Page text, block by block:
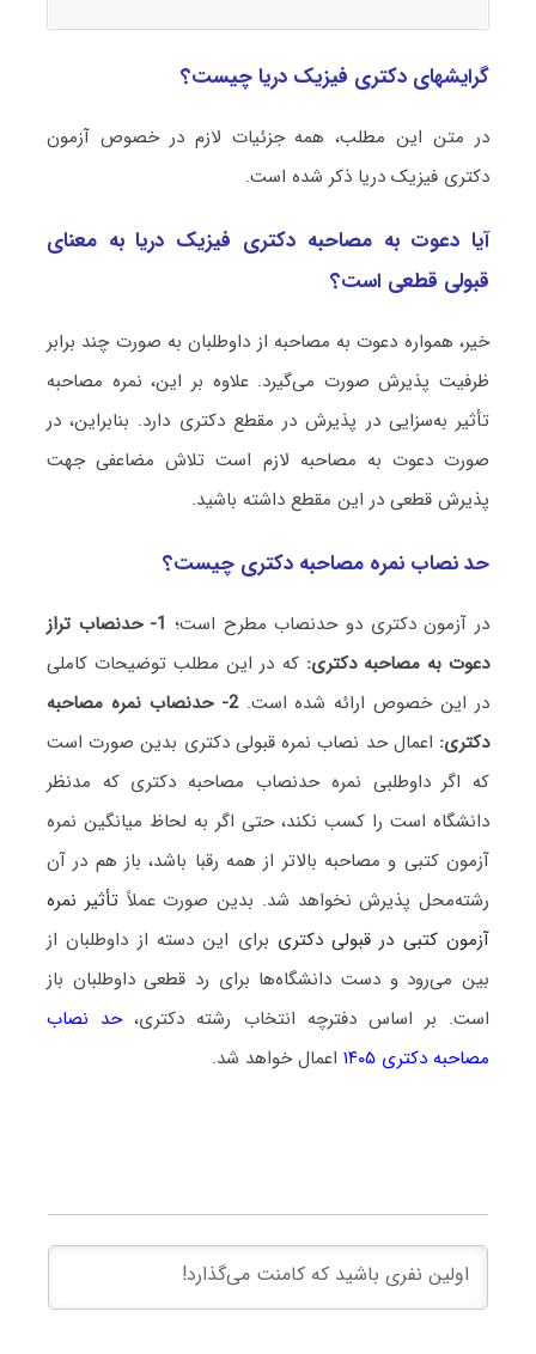
گرایشهای دکتری فیزیک دریا چیست؟
در متن این مطلب، همه جزئیات لازم در خصوص آزمون
دکتری فیزیک دریا ذکر شده است.
آیا دعوت به مصاحبه دکتری فیزیک دریا به معنای
قبولی قطعی است؟
خیر، همواره دعوت به مصاحبه از داوطلبان به صورت چند برابر
ظرفیت پذیرش صورت می‌گیرد. علاوه بر این، نمره مصاحبه
تأثیر به‌سزایی در پذیرش در مقطع دکتری دارد. بنابراین، در
صورت دعوت به مصاحبه لازم است تلاش مضاعفی جهت
پذیرش قطعی در این مقطع داشته باشید.
حد نصاب نمره مصاحبه دکتری چیست؟
در آزمون دکتری دو حدنصاب مطرح است؛
1- حدنصاب تراز
دعوت به مصاحبه دکتری: که در این مطلب توضیحات کاملی
در این خصوص ارائه شده است. 2- حدنصاب نمره مصاحبه
دکتری: اعمال حد نصاب نمره قبولی دکتری بدین صورت است
که اگر داوطلبی نمره حدنصاب مصاحبه دکتری که مدنظر
دانشگاه است را کسب نکند، حتی اگر به لحاظ میانگین نمره
آزمون کتبی و مصاحبه بالاتر از همه رقبا باشد، باز هم در آن
رشته‌محل پذیرش نخواهد شد. بدین صورت عملاً تأثیر نمره
آزمون کتبی در قبولی دکتری برای این دسته از داوطلبان از
بین می‌رود و دست دانشگاه‌ها برای رد قطعی داوطلبان باز
است. بر اساس دفترچه انتخاب رشته دکتری،حد نصاب
مصاحبه دکتری ۱۴۰۵
اعمال خواهد شد.